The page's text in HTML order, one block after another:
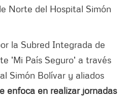
Norte del Hospital Simón
la Subred Integrada de
'Mi País Seguro' a través
Simón Bolívar y aliados
enfoca en realizar jornadas